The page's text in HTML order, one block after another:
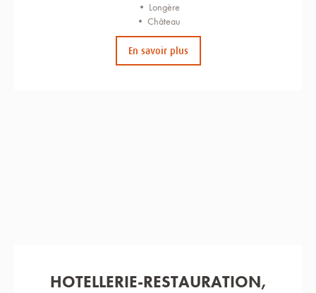
• Longère
• Château
En savoir plus
HOTELLERIE-RESTAURATION,